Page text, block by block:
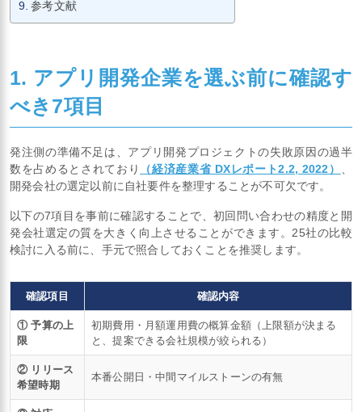
参考文献
1. アプリ開発企業を選ぶ前に確認す
べき7項目
発注側の準備不足は、アプリ開発プロジェクトの失敗原因の過半
数を占めるとされており
（経済産業省 DXレポート2.2, 2022）
開発会社の選定以前に自社要件を整理することが不可欠です。
以下の7項目を事前に確認することで、初回問い合わせの精度と開
発会社選定の質を大きく向上させることができます。25社の比較
検討に入る前に、手元で照合しておくことを推奨します。
確認項目 確認内容
① 予算の上
限
初期費用・月額運用費の概算金額（上限額が決まる
と、提案できる会社規模が絞られる）
② リリース
希望時期
本番公開日・中間マイルストーンの有無